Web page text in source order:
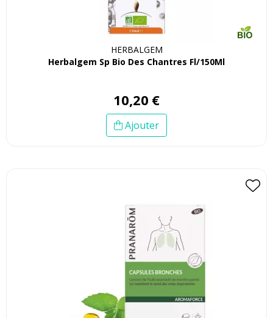
HERBALGEM
Herbalgem Sp Bio Des Chantres Fl/150Ml
10,20 €
Ajouter